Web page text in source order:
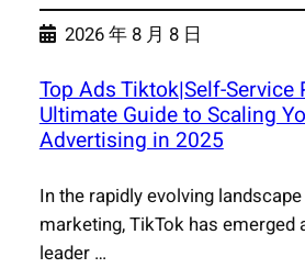
2026 年 8 月 8 日
Top Ads Tiktok|Self-Service
Ultimate Guide to Scaling
Advertising in 2025
In the rapidly evolving
marketing, TikTok has emerged
leader …